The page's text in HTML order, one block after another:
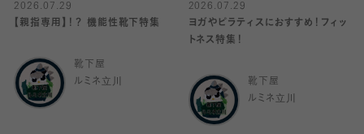
2026.07.29
【親指専用】！？ 機能性靴下特集
靴下屋
ルミネ立川
2026.07.29
ヨガやピラティスにおすすめ！フィッ
トネス特集！
靴下屋
ルミネ立川